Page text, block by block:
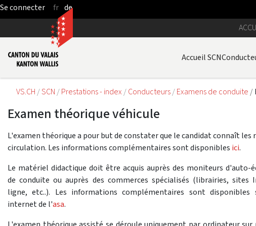
Saut au contenu principal
fr de
Accueil SCN
VS.CH SCN Prestations - index Conducteurs Examens de conduite
Examen théorique véhicule
L'examen théorique a pour but de constater que le candidat connaît les
circulation. Les informations complémentaires sont disponibles ici.
Le matériel didactique doit être acquis auprès des moniteurs d'auto-
de conduite ou auprès des commerces spécialisés (librairies, sites
ligne, etc..). Les informations complémentaires sont
internet de l'asa.